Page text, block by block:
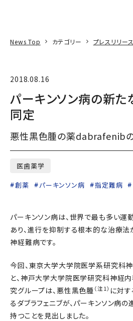
News Top カテゴリー プレスリリース
2018.08.16
パーキンソン病の新
同定
悪性黒色腫の薬dabrafenib
医歯薬学
創薬
パーキンソン病 指定難病
パーキンソン病は、世界で最も多い
あり、進行を抑制する根本的な治療
神経難病です。
今回、東京大学大学院医学系研究科
と、神戸大学大学院医学研究科神経
究グループは、悪性黒色腫 （注1） に対
るダブラフェニブが、パーキンソン病
持つことを見出しました。